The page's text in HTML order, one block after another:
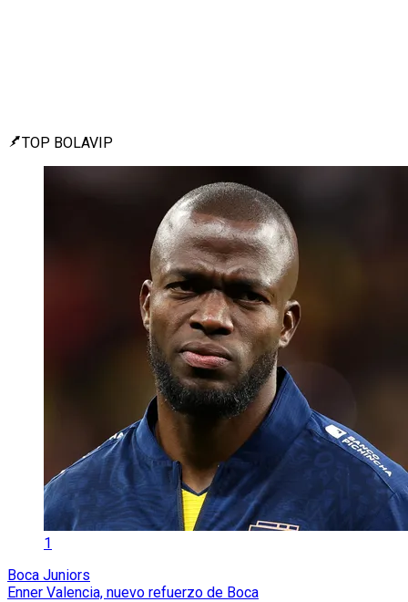
TOP BOLAVIP
1
Boca Juniors
Enner Valencia, nuevo refuerzo de Boca